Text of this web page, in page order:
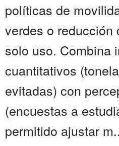
políticas de
verdes o reducción
solo uso. Combina
cuantitativos
evitadas) con
(encuestas a
permitido ajustar